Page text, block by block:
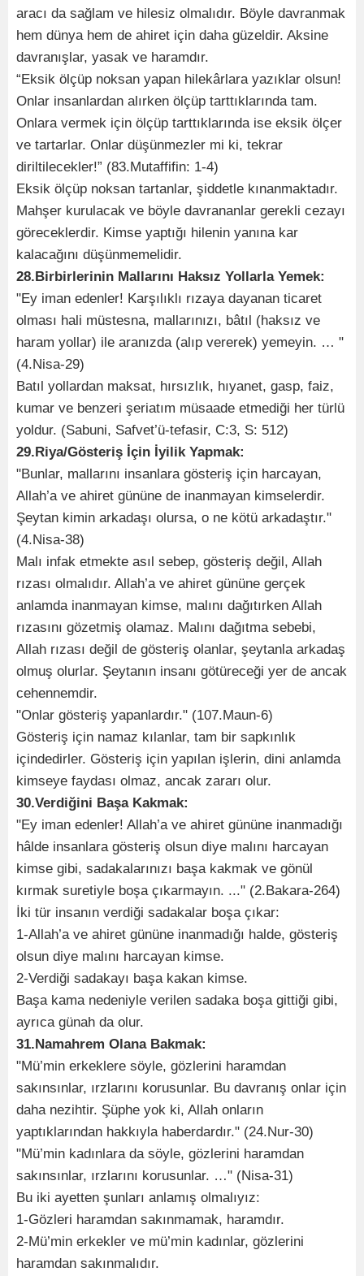
aracı da sağlam ve hilesiz olmalıdır. Böyle davranmak
hem dünya hem de ahiret için daha güzeldir. Aksine
davranışlar, yasak ve haramdır.
“Eksik ölçüp noksan yapan hilekârlara yazıklar olsun!
Onlar insanlardan alırken ölçüp tarttıklarında tam.
Onlara vermek için ölçüp tarttıklarında ise eksik ölçer
ve tartarlar. Onlar düşünmezler mi ki, tekrar
diriltilecekler!” (83.Mutaffifin: 1-4)
Eksik ölçüp noksan tartanlar, şiddetle kınanmaktadır.
Mahşer kurulacak ve böyle davrananlar gerekli cezayı
göreceklerdir. Kimse yaptığı hilenin yanına kar
kalacağını düşünmemelidir.
28.Birbirlerinin Mallarını Haksız Yollarla Yemek:
"Ey iman edenler! Karşılıklı rızaya dayanan ticaret
olması hali müstesna, mallarınızı, bâtıl (haksız ve
haram yollar) ile aranızda (alıp vererek) yemeyin. … "
(4.Nisa-29)
Batıl yollardan maksat, hırsızlık, hıyanet, gasp, faiz,
kumar ve benzeri şeriatım müsaade etmediği her türlü
yoldur. (Sabuni, Safvet’ü-tefasir, C:3, S: 512)
29.Riya/Gösteriş İçin İyilik Yapmak:
"Bunlar, mallarını insanlara gösteriş için harcayan,
Allah’a ve ahiret gününe de inanmayan kimselerdir.
Şeytan kimin arkadaşı olursa, o ne kötü arkadaştır."
(4.Nisa-38)
Malı infak etmekte asıl sebep, gösteriş değil, Allah
rızası olmalıdır. Allah’a ve ahiret gününe gerçek
anlamda inanmayan kimse, malını dağıtırken Allah
rızasını gözetmiş olamaz. Malını dağıtma sebebi,
Allah rızası değil de gösteriş olanlar, şeytanla arkadaş
olmuş olurlar. Şeytanın insanı götüreceği yer de ancak
cehennemdir.
"Onlar gösteriş yapanlardır." (107.Maun-6)
Gösteriş için namaz kılanlar, tam bir sapkınlık
içindedirler. Gösteriş için yapılan işlerin, dini anlamda
kimseye faydası olmaz, ancak zararı olur.
30.Verdiğini Başa Kakmak:
"Ey iman edenler! Allah’a ve ahiret gününe inanmadığı
hâlde insanlara gösteriş olsun diye malını harcayan
kimse gibi, sadakalarınızı başa kakmak ve gönül
kırmak suretiyle boşa çıkarmayın. ..." (2.Bakara-264)
İki tür insanın verdiği sadakalar boşa çıkar:
1-Allah’a ve ahiret gününe inanmadığı halde, gösteriş
olsun diye malını harcayan kimse.
2-Verdiği sadakayı başa kakan kimse.
Başa kama nedeniyle verilen sadaka boşa gittiği gibi,
ayrıca günah da olur.
31.Namahrem Olana Bakmak:
"Mü’min erkeklere söyle, gözlerini haramdan
sakınsınlar, ırzlarını korusunlar. Bu davranış onlar için
daha nezihtir. Şüphe yok ki, Allah onların
yaptıklarından hakkıyla haberdardır." (24.Nur-30)
"Mü’min kadınlara da söyle, gözlerini haramdan
sakınsınlar, ırzlarını korusunlar. …" (Nisa-31)
Bu iki ayetten şunları anlamış olmalıyız:
1-Gözleri haramdan sakınmamak, haramdır.
2-Mü’min erkekler ve mü’min kadınlar, gözlerini
haramdan sakınmalıdır.